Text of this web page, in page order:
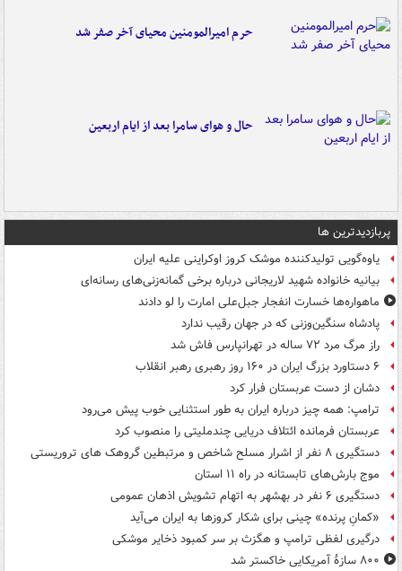
حرم امیرالمومنین محیای آخر صفر شد
حال و هوای سامرا بعد از ایام اربعین
پربازدیدترین ها
یاوه‌گویی تولیدکننده موشک کروز اوکراینی علیه ایران
بیانیه خانواده شهید لاریجانی درباره برخی گمانه‌زنی‌های رسانه‌ای
ماهواره‌ها خسارت انفجار جبل‌علی امارت را لو دادند
پادشاه سنگین‌وزنی که در جهان رقیب ندارد
راز مرگ مرد ۷۲ ساله در تهرانپارس فاش شد
۶ دستاورد بزرگ ایران در ۱۶۰ روز رهبری رهبر انقلاب
دشان از دست عربستان فرار کرد
ترامپ: همه چیز درباره ایران به طور استثنایی خوب پیش می‌رود
عربستان فرمانده ائتلاف دریایی چندملیتی را منصوب کرد
دستگیری ۸ نفر از اشرار مسلح شاخص و مرتبطین گروهک های تروریستی
موج بارش‌های تابستانه در راه ۱۱ استان
دستگیری ۶ نفر در بهشهر به اتهام تشویش اذهان عمومی
«کمانِ پرنده» چینی برای شکار کروزها به ایران می‌آید
درگیری لفظی ترامپ و هگزث بر سر کمبود ذخایر موشکی
۸۰۰ سازۀ آمریکایی خاکستر شد